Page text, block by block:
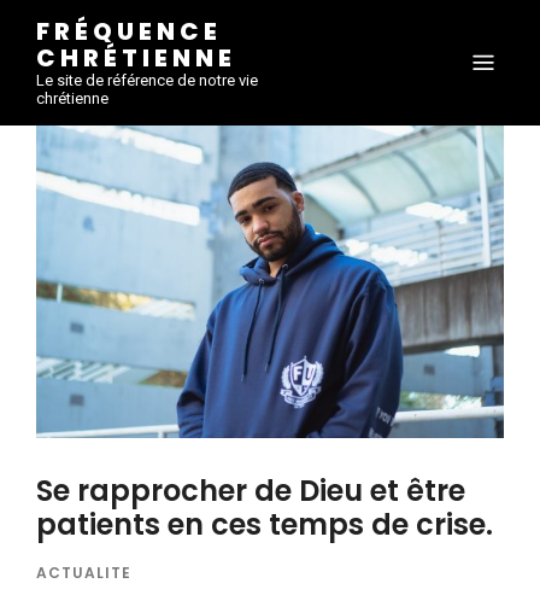
FRÉQUENCE
CHRÉTIENNE
Le site de référence de notre vie
chrétienne
Se rapprocher de Dieu et être
patients en ces temps de crise.
ACTUALITE